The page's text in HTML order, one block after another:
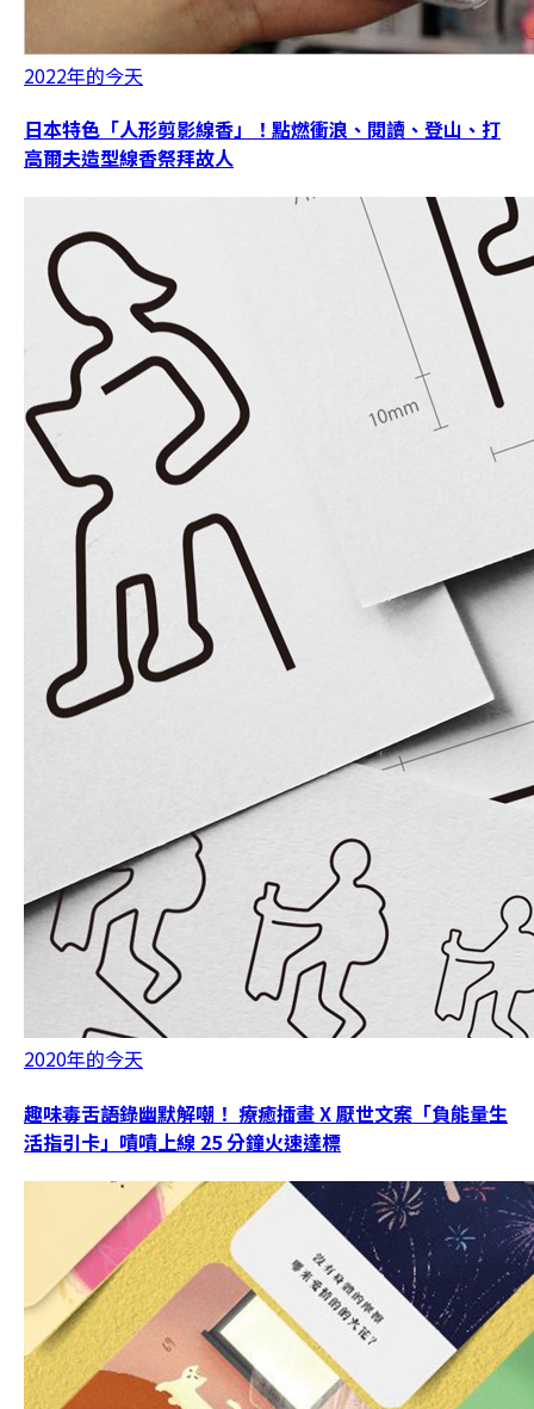
2022年的今天
日本特色「人形剪影線香」！點燃衝浪、閱讀、登山、打
高爾夫造型線香祭拜故人
2020年的今天
趣味毒舌語錄幽默解嘲！ 療癒插畫 X 厭世文案「負能量生
活指引卡」嘖嘖上線 25 分鐘火速達標